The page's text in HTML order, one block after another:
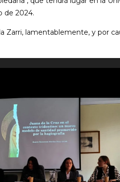
de 2024.
Zarri, lamentablemente, y por